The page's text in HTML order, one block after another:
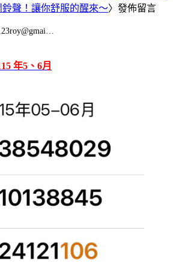
鈴聲！讓你舒服的醒來～〉發佈留言
年5、6月